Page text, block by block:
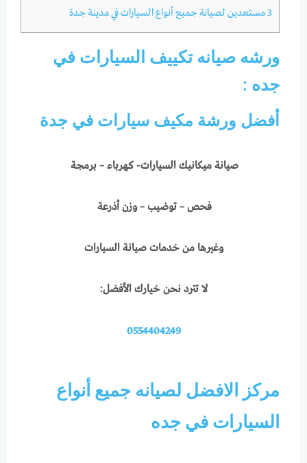
3مستعدين لصيانة جميع أنواع السيارات في مدينة جدة
ورشه صيانه تكييف السيارات في
جده :
أفضل ورشة مكيف سيارات في جدة
صيانة ميكانيك السيارات- كهرباء – برمجة
فحص – توضيب – وزن أذرعة
وغيرها من خدمات صيانة السيارات
لا تترد نحن خيارك الأفضل:
0554404249
مركز الافضل لصيانه جميع أنواع
السيارات في جده